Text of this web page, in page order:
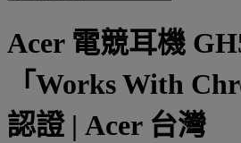
Acer 電競耳機
「Works With
認證 | Acer 台灣